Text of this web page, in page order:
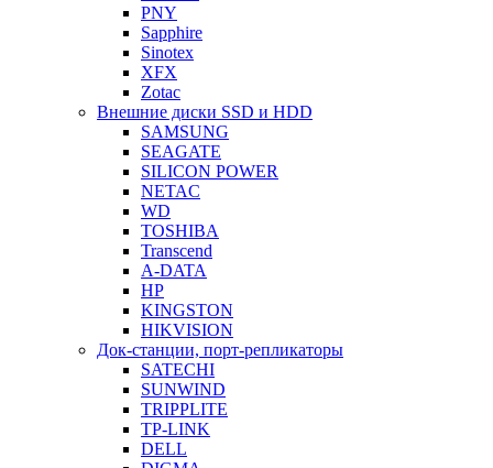
PNY
Sapphire
Sinotex
XFX
Zotac
Внешние диски SSD и HDD
SAMSUNG
SEAGATE
SILICON POWER
NETAC
WD
TOSHIBA
Transcend
A-DATA
HP
KINGSTON
HIKVISION
Док-станции, порт-репликаторы
SATECHI
SUNWIND
TRIPPLITE
TP-LINK
DELL